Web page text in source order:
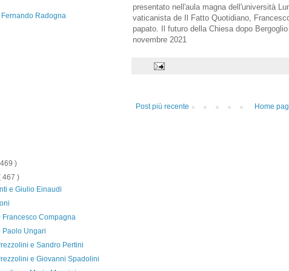
presentato nell'aula magna dell'università
vaticanista de Il Fatto Quotidiano,
papato. Il futuro della Chiesa dopo
novembre 2021
Post più recente Home
Fernando Radogna
)
467 )
e Giulio Einaudi
Francesco Compagna
Paolo Ungari
e Sandro Pertini
e Giovanni Spadolini